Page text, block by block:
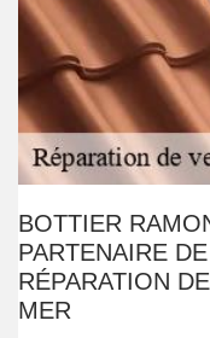
BOTTIER
PARTENAIRE
RÉPARATION
MER